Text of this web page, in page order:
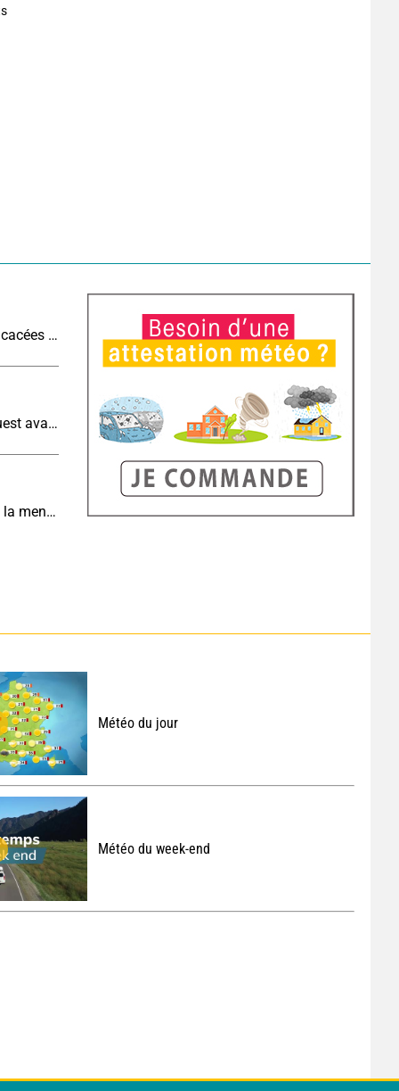
Canicule et orages : pic allergique majeur aux urticacées sur la moitié nord
Météo aujourd'hui : très fortes chaleurs au sud-ouest avant des orages, jusqu'à 39°C
Météo de demain : un dimanche très chaud, sous la menace de quelques orages
Météo du jour
Météo du week-end